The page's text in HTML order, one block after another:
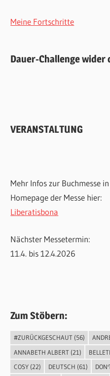
Meine Fortschritte
Dauer-Challenge wider
VERANSTALTUNG
Mehr Infos zur Buchmesse
Homepage der Messe hier:
Liberatisbona
Nächster Messetermin:
11.4. bis 12.4.2026
Zum Stöbern:
#ZURÜCKGESCHAUT(56)
ANNABETH ALBERT(21)
COSY(22) DEUTSCH (61)